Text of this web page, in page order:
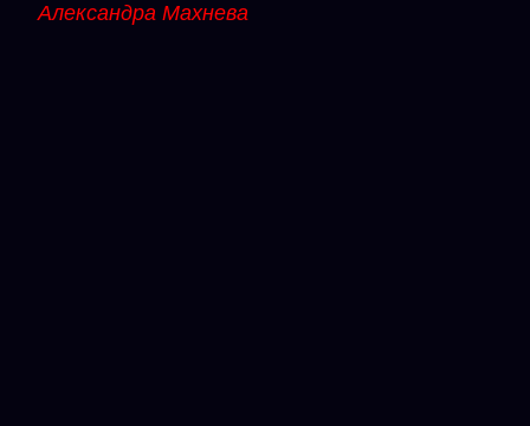
Александра Махнева